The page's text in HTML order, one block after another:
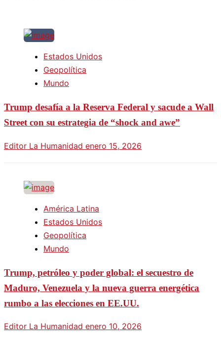
Estados Unidos
Geopolítica
Mundo
Trump desafía a la Reserva Federal y sacude a Wall
Street con su estrategia de “shock and awe”
Editor La Humanidad enero 15, 2026
América Latina
Estados Unidos
Geopolítica
Mundo
Trump, petróleo y poder global: el secuestro de
Maduro, Venezuela y la nueva guerra energética
rumbo a las elecciones en EE.UU.
Editor La Humanidad enero 10, 2026